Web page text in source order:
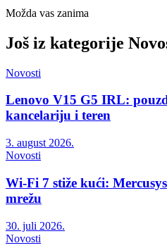
Možda vas zanima
Još iz kategorije
Novosti
Lenovo V15 G5 IRL:
kancelariju i teren
3. august 2026.
Novosti
Wi-Fi 7 stiže kući:
mrežu
30. juli 2026.
Novosti